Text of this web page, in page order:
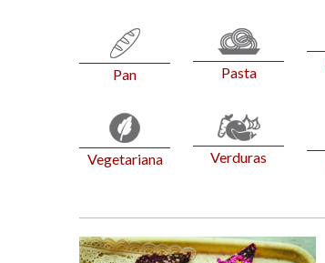
Pan Pasta
Vegetariana Verduras